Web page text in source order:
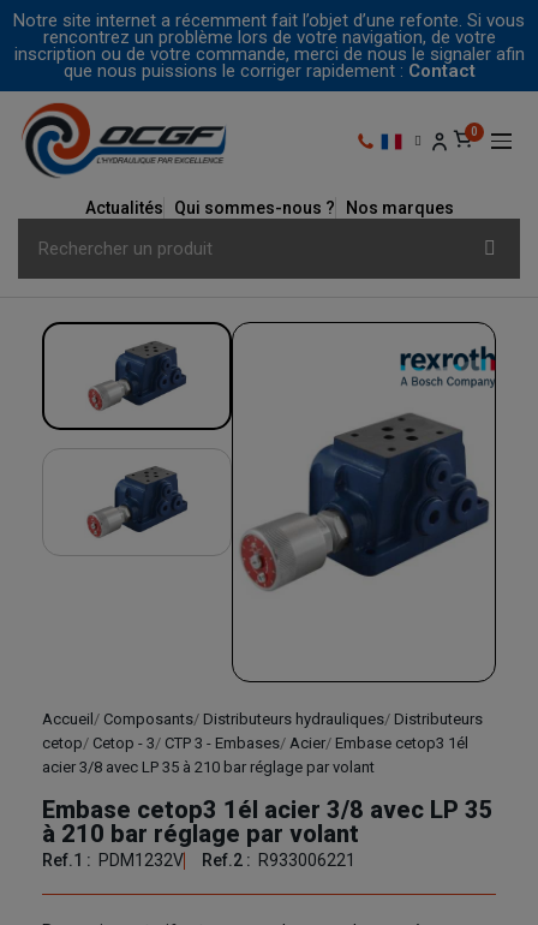
Notre site internet a récemment fait l’objet d’une refonte. Si vous
rencontrez un problème lors de votre navigation, de votre
inscription ou de votre commande, merci de nous le signaler afin
que nous puissions le corriger rapidement : Contact
Actualités Qui sommes-nous ? Nos marques
Accueil Composants Distributeurs hydrauliques Distributeurs
cetop
Cetop - 3 CTP 3 - Embases Acier Embase cetop3 1él
acier 3/8 avec LP 35 à 210 bar réglage par volant
Embase cetop3 1él acier 3/8 avec LP 35
à 210 bar réglage par volant
Ref.1 : PDM1232V Ref.2 : R933006221